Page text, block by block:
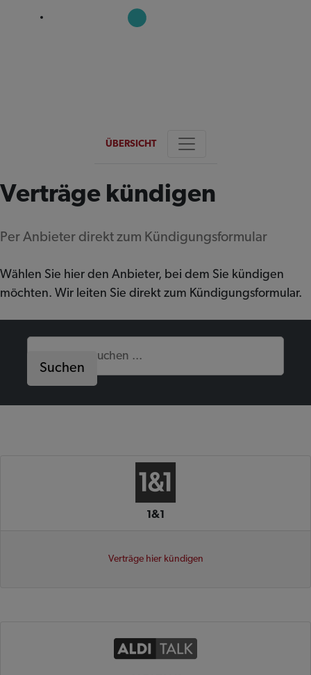
ÜBERSICHT
Verträge kündigen
Per Anbieter direkt zum Kündigungsformular
Wählen Sie hier den Anbieter, bei dem Sie kündigen
möchten. Wir leiten Sie direkt zum Kündigungsformular.
Suchen
1&1
Verträge hier kündigen